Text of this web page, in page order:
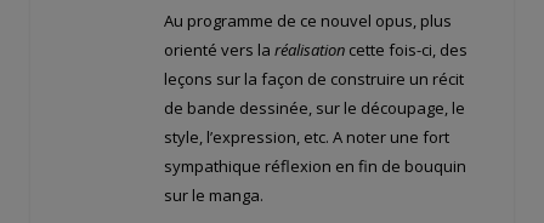
Au programme de ce nouvel opus, plus
orienté vers la réalisation cette fois-ci, des
leçons sur la façon de construire un récit
de bande dessinée, sur le découpage, le
style, l’expression, etc. A noter une fort
sympathique réflexion en fin de bouquin
sur le manga.